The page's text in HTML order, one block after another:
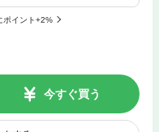
ポイント+2%
今すぐ買う